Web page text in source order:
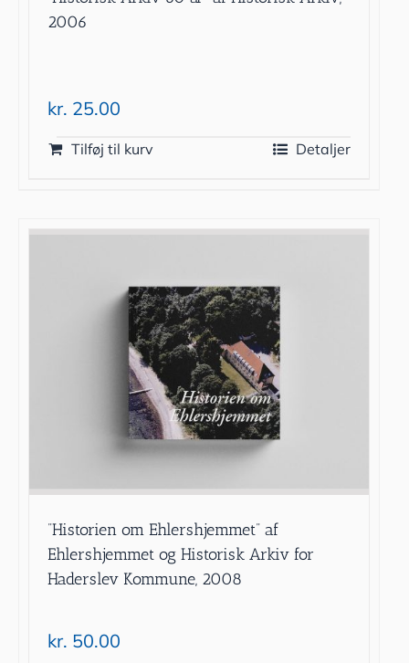
2006
kr. 25.00
Tilføj til kurv Detaljer
”Historien om Ehlershjemmet” af
Ehlershjemmet og Historisk Arkiv for
Haderslev Kommune, 2008
kr. 50.00